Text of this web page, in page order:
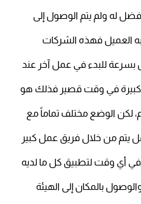
له ولم يتم الوصول إلى
العميل فهذه الشركات
بسرعة للبدء في عمل آخر عند
في وقت قصير فذلك هو
الوضع مختلف تماماً مع
يتم من خلال فريق عمل كبير
أي وقت لتطبيق كل ما لديه
بالمكان إلى الهيئة